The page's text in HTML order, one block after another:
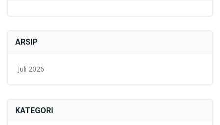
ARSIP
Juli 2026
KATEGORI